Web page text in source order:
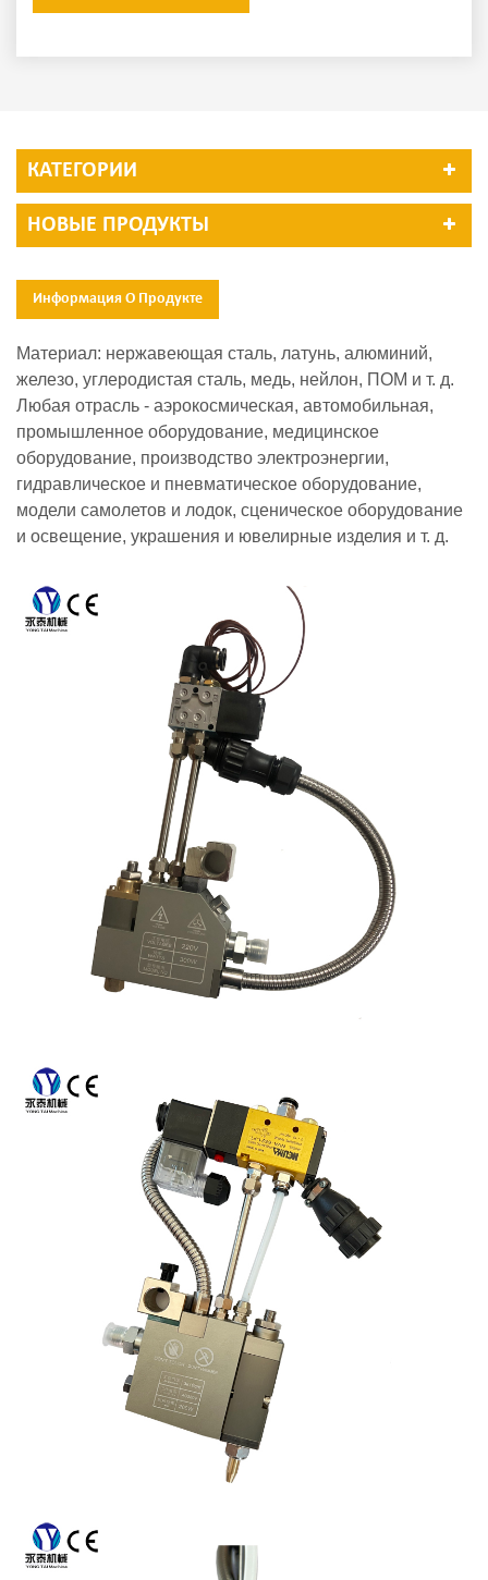
КАТЕГОРИИ
НОВЫЕ ПРОДУКТЫ
Информация О Продукте
Материал: нержавеющая сталь, латунь, алюминий,
железо, углеродистая сталь, медь, нейлон, ПОМ и т. д.
Любая отрасль - аэрокосмическая, автомобильная,
промышленное оборудование, медицинское
оборудование, производство электроэнергии,
гидравлическое и пневматическое оборудование,
модели самолетов и лодок, сценическое оборудование
и освещение, украшения и ювелирные изделия и т. д.